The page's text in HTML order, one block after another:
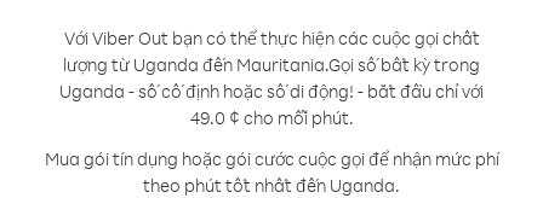
Với Viber Out bạn có thể thực hiện các cuộc gọi chất
lượng từ Uganda đến Mauritania.Gọi số bất kỳ trong
Uganda - số cố định hoặc số di động! - bắt đầu chỉ với
49.0 ¢ cho mỗi phút.
Mua gói tín dụng hoặc gói cước cuộc gọi để nhận mức phí
theo phút tốt nhất đến Uganda.